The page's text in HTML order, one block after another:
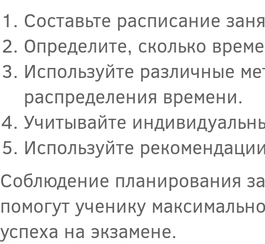
Составьте расписание
Определите, сколько
Используйте различные
распределения времени.
Учитывайте
Используйте
Соблюдение планирования
помогут ученику
успеха на экзамене.